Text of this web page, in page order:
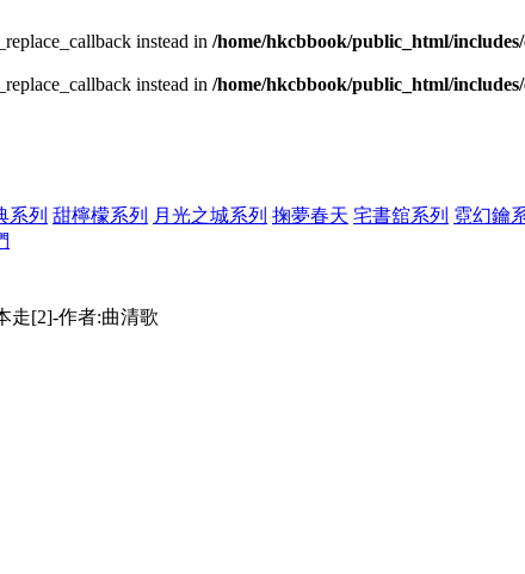
instead in /home/hkcbbook/public_html/
instead in /home/hkcbbook/public_html/
系列 甜檸檬系列 月光之城系列 掬夢春天 宅書舘系列 霓幻鑰
走[2]-作者:曲清歌